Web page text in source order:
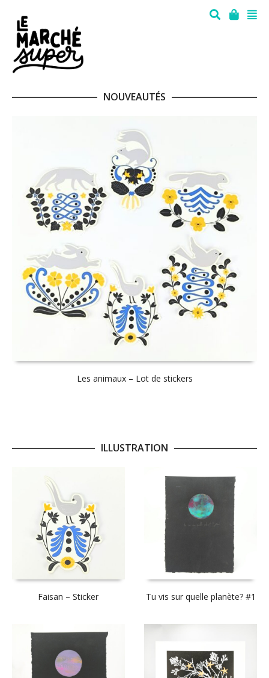
NOUVEAUTÉS
Les animaux – Lot de stickers
ILLUSTRATION
Faisan – Sticker Tu vis sur quelle planète? #1